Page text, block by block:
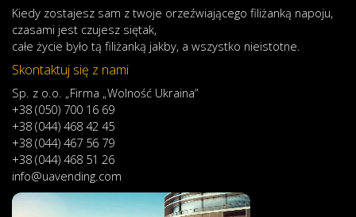
Kiedy zostajesz sam z twoje orzeźwiającego filiżanką napoju,
czasami jest czujesz siętak,
całe życie było tą filiżanką jakby, a wszystko nieistotne.
Skontaktuj się z nami
Sp. z o.o. „Firma „Wolność Ukraina”
+38 (050) 700 16 69
+38 (044) 468 42 45
+38 (044) 467 56 79
+38 (044) 468 51 26
info@uavending.com